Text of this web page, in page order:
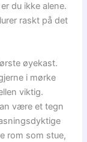
du ikke alene.
raskt på det
øyekast.
i mørke
viktig.
være et tegn
rom som stue,